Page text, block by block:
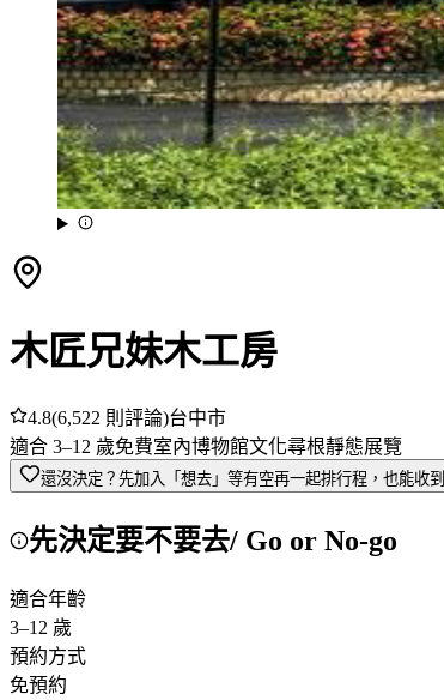
木匠兄妹木工房
4.8(6,522 則評論)台中市
適合 3–12 歲免費室內博物館文化尋根靜態展覽
還沒決定？先加入「想去」 等有空再一起排行程，也能收
先決定要不要去/ Go or No-go
適合年齡
3–12 歲
預約方式
免預約